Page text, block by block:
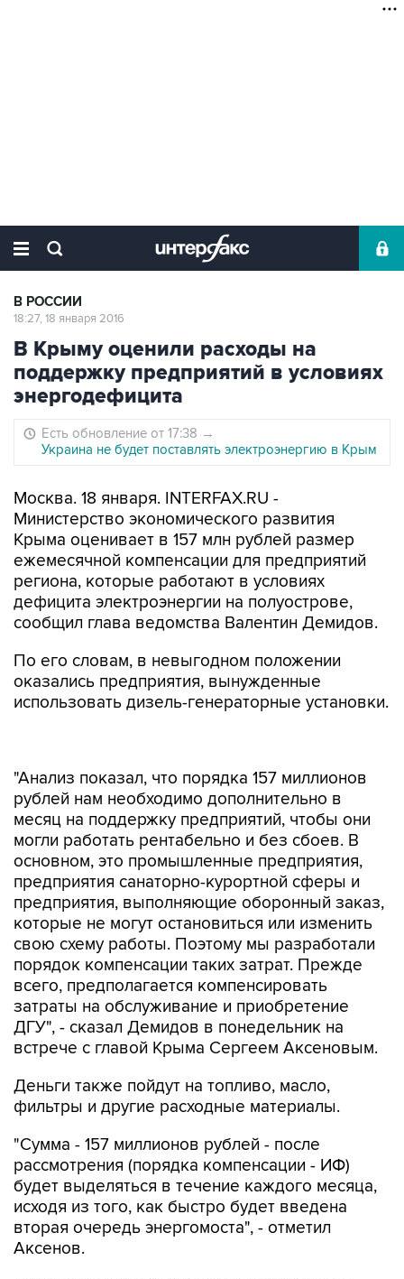
В РОССИИ
18:27, 18 января 2016
В Крыму оценили расходы на
поддержку предприятий в условиях
энергодефицита
Есть обновление от 17:38 →
Украина не будет поставлять электроэнергию в Крым
Москва. 18 января. INTERFAX.RU -
Министерство экономического развития
Крыма оценивает в 157 млн рублей размер
ежемесячной компенсации для предприятий
региона, которые работают в условиях
дефицита электроэнергии на полуострове,
сообщил глава ведомства Валентин Демидов.
По его словам, в невыгодном положении
оказались предприятия, вынужденные
использовать дизель-генераторные установки.
месяц на поддержку предприятий, чтобы они
могли работать рентабельно и без сбоев. В
основном, это промышленные предприятия,
предприятия санаторно-курортной сферы и
предприятия, выполняющие оборонный заказ,
которые не могут остановиться или изменить
свою схему работы. Поэтому мы разработали
порядок компенсации таких затрат. Прежде
всего, предполагается компенсировать
затраты на обслуживание и приобретение
ДГУ", - сказал Демидов в понедельник на
встрече с главой Крыма Сергеем Аксеновым.
Деньги также пойдут на топливо, масло,
"Сумма - 157 миллионов рублей - после
будет выделяться в течение каждого месяца,
исходя из того, как быстро будет введена
вторая очередь энергомоста", - отметил
Аксенов.
Режим ЧС введен в Крыму 22 ноября 2015